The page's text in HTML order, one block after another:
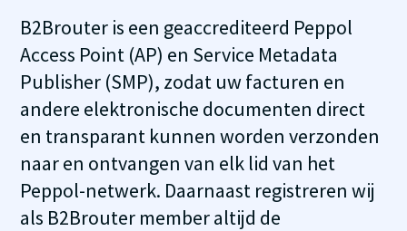
B2Brouter is een geaccrediteerd Peppol
Access Point (AP) en Service Metadata
Publisher (SMP), zodat uw facturen en
andere elektronische documenten direct
en transparant kunnen worden verzonden
naar en ontvangen van elk lid van het
Peppol-netwerk. Daarnaast registreren wij
als B2Brouter member altijd de